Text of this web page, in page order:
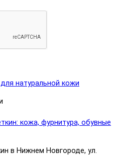
натуральной кожи
в Нижнем Новгороде, ул.